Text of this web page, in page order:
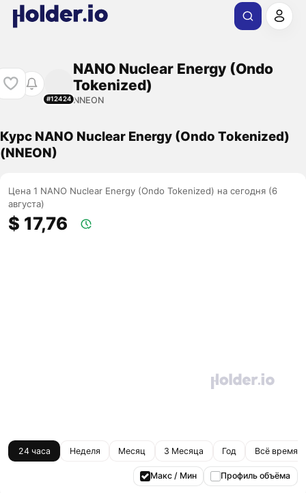
#12424
NANO Nuclear Energy (Ondo
Tokenized)
NNEON
Курс NANO Nuclear Energy (Ondo Tokenized)
(NNEON)
Цена 1 NANO Nuclear Energy (Ondo Tokenized) на сегодня (6
августа)
$ 17,76
24 часа Неделя Месяц 3 Месяца Год Всё время
Макс / Мин Профиль объёма